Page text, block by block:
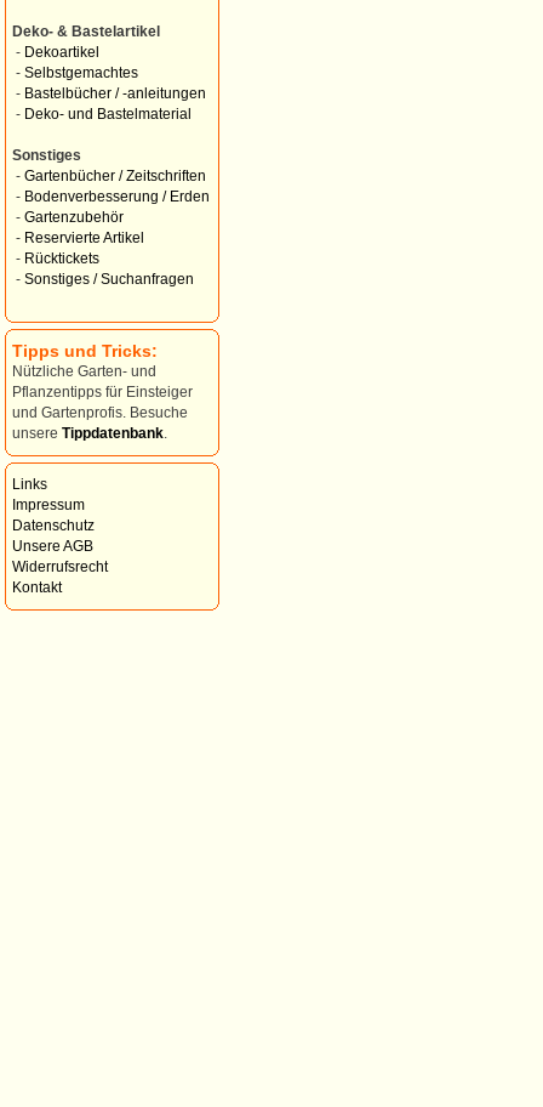
Deko- & Bastelartikel
- Dekoartikel
- Selbstgemachtes
- Bastelbücher / -anleitungen
- Deko- und Bastelmaterial
Sonstiges
- Gartenbücher / Zeitschriften
- Bodenverbesserung / Erden
- Gartenzubehör
- Reservierte Artikel
- Rücktickets
- Sonstiges / Suchanfragen
Tipps und Tricks:
Nützliche Garten- und
Pflanzentipps für Einsteiger
und Gartenprofis. Besuche
unsere Tippdatenbank
Links
Impressum
Datenschutz
Unsere AGB
Widerrufsrecht
Kontakt